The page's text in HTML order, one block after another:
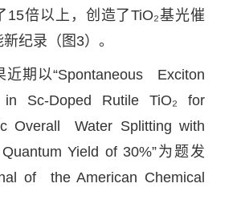
15倍以上，创造了TiO₂基光催
纪录（图3）。
近期以“Spontaneous Exciton
in Sc-Doped Rutile TiO₂ for
Overall Water Splitting with
Yield of 30%”为题发
of the American Chemical